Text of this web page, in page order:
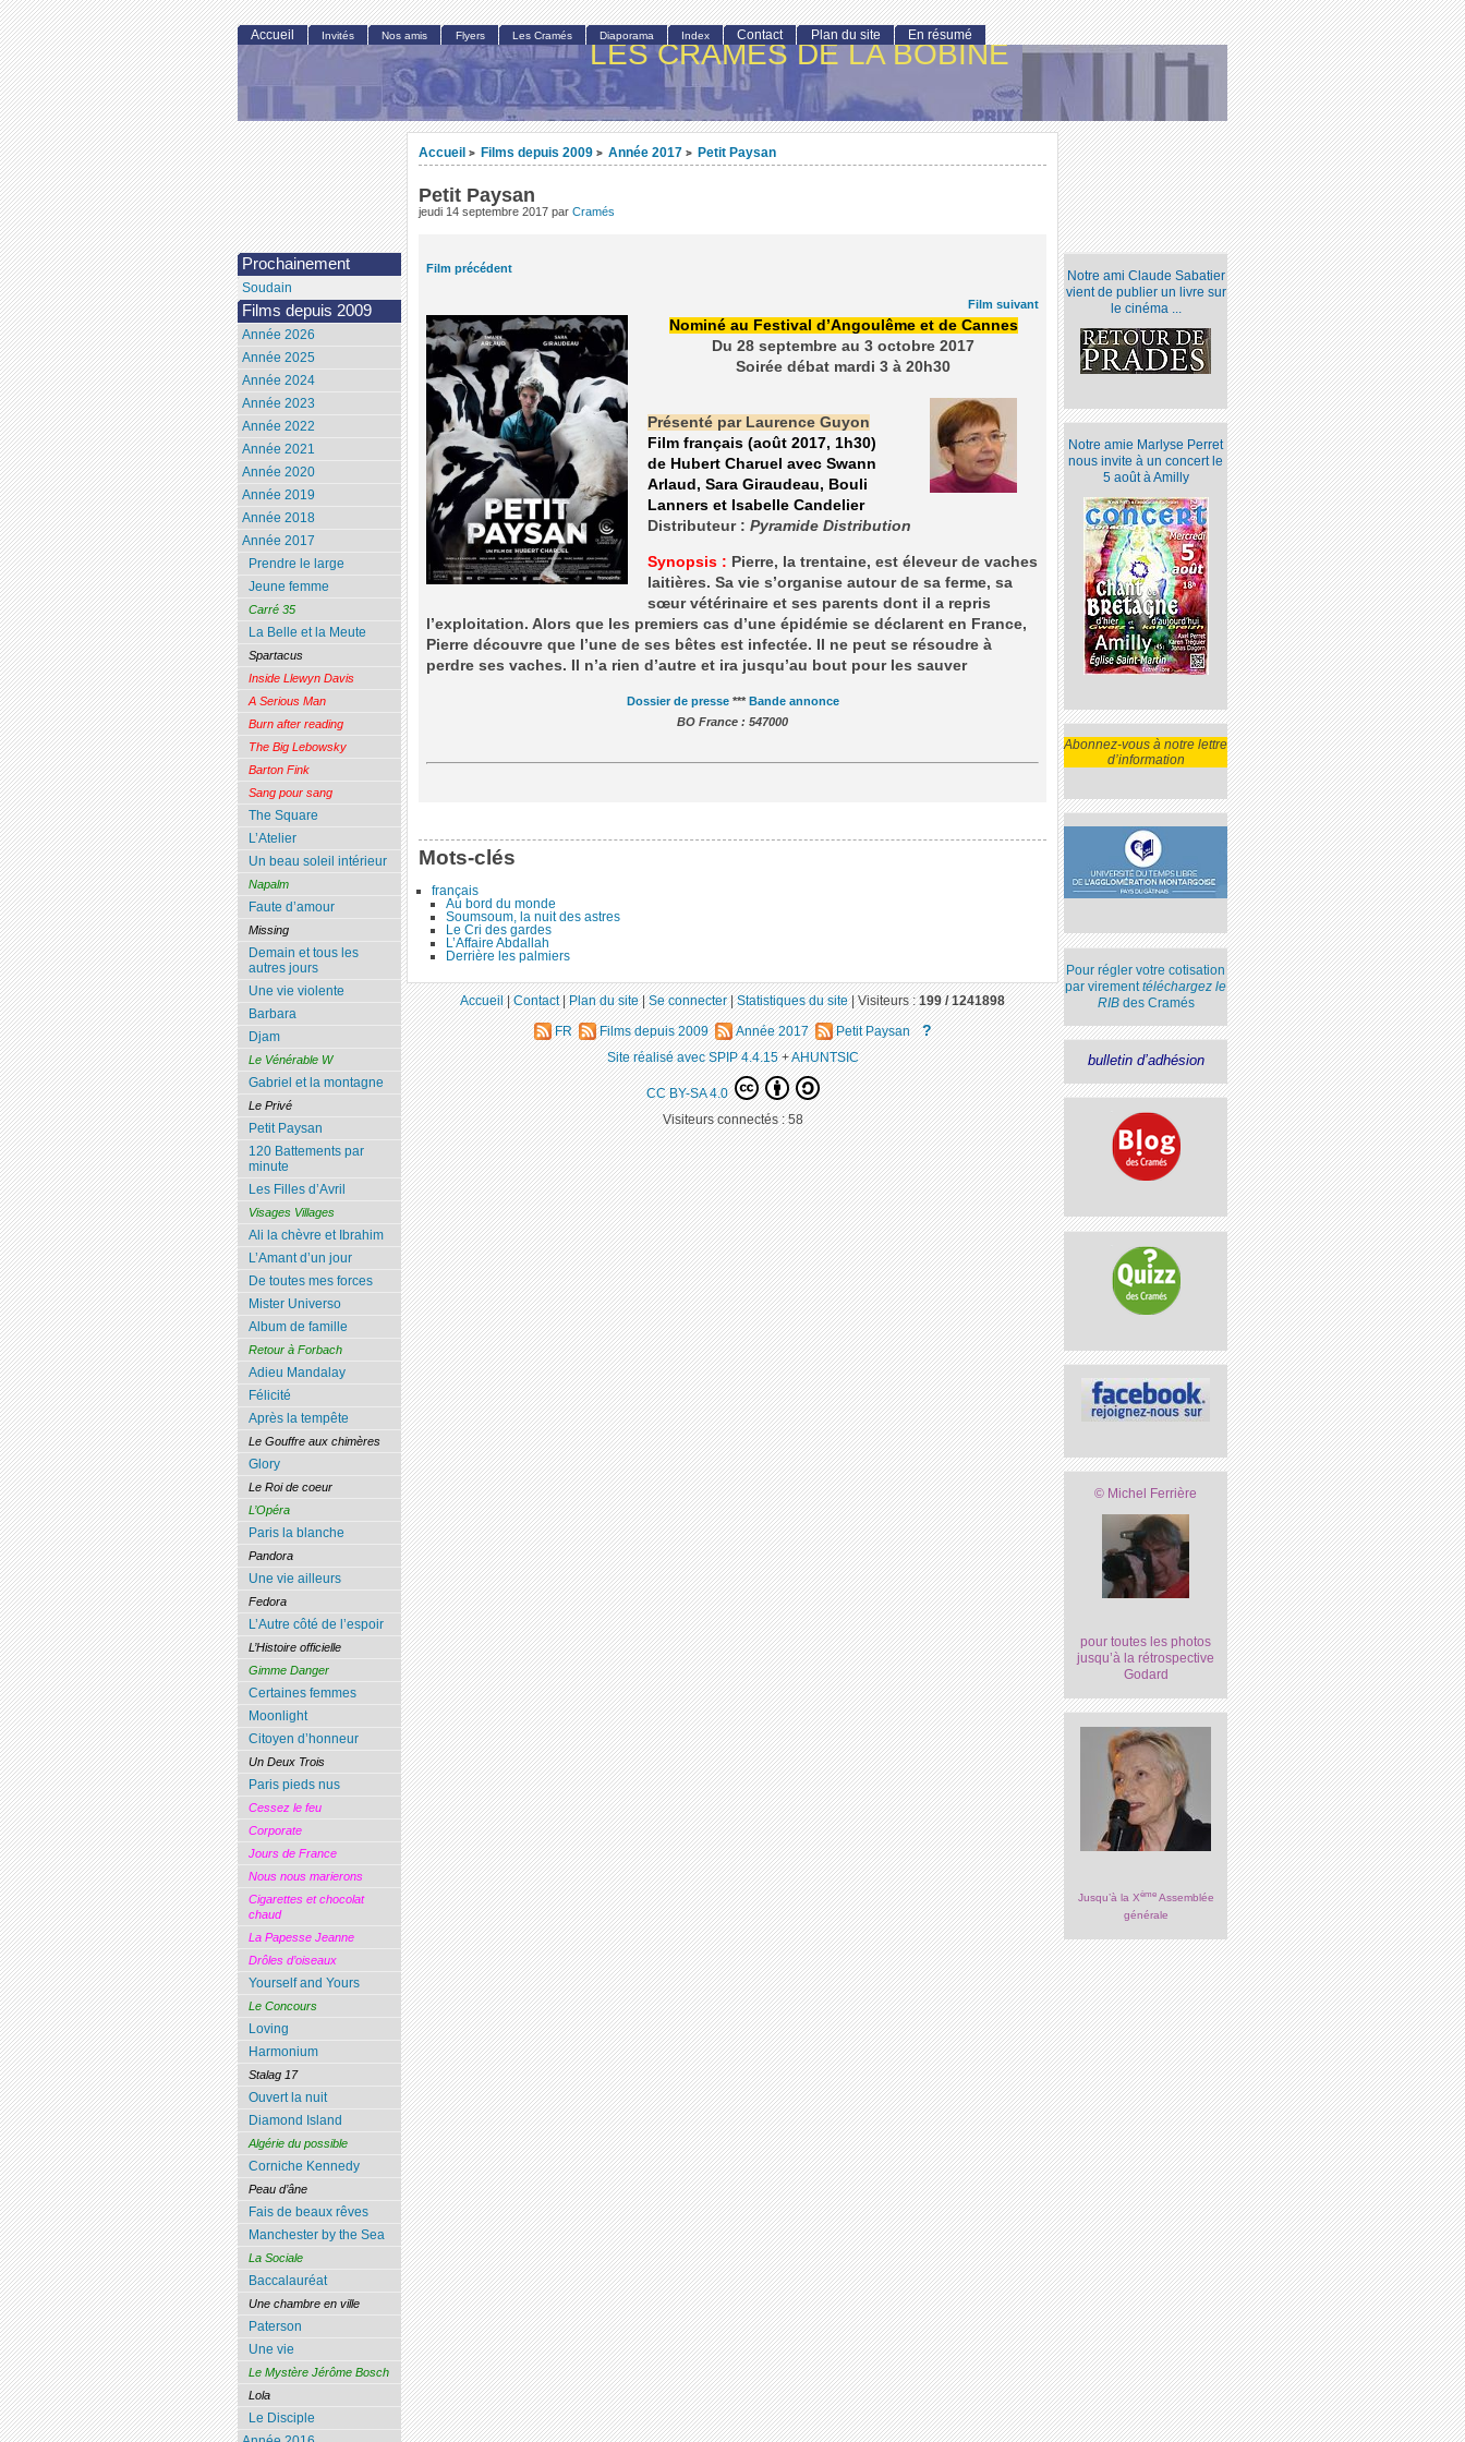
LES CRAMÉS DE LA BOBINE
Accueil > Films depuis 2009 > Année 2017 > Petit Paysan
Petit Paysan
jeudi 14 septembre 2017 par Cramés
Film précédent
Film suivant
Nominé au Festival d’Angoulême et de Cannes
Du 28 septembre au 3 octobre 2017
Soirée débat mardi 3 à 20h30
Présenté par Laurence Guyon
Film français (août 2017, 1h30)
de Hubert Charuel avec Swann
Arlaud, Sara Giraudeau, Bouli
Lanners et Isabelle Candelier
Distributeur : Pyramide Distribution
Synopsis : Pierre, la trentaine, est éleveur de vaches
laitières. Sa vie s’organise autour de sa ferme, sa
sœur vétérinaire et ses parents dont il a repris
l’exploitation. Alors que les premiers cas d’une épidémie se déclarent en France,
Pierre découvre que l’une de ses bêtes est infectée. Il ne peut se résoudre à
perdre ses vaches. Il n’a rien d’autre et ira jusqu’au bout pour les sauver
Dossier de presse*** Bande annonce
BO France : 547000
Mots-clés
français
Au bord du monde
Soumsoum, la nuit des astres
Le Cri des gardes
L’Affaire Abdallah
Derrière les palmiers
Notre ami Claude Sabatier
vient de publier un livre sur
le cinéma ...
Notre amie Marlyse Perret
nous invite à un concert le
5 août à Amilly
Abonnez-vous à notre lettre
d’information
Pour régler votre cotisation
par virementtéléchargez le
RIBdes Cramés
bulletin d’adhésion
© Michel Ferrière
pour toutes les photos
jusqu’à la rétrospective
Godard
Jusqu’à la XèmeAssemblée
générale
Accueil Invités Nos amis Flyers Les Cramés Diaporama Index Contact Plan du site En résumé
Prochainement
Soudain
Films depuis 2009
Année 2026
Année 2025
Année 2024
Année 2023
Année 2022
Année 2021
Année 2020
Année 2019
Année 2018
Année 2017
Prendre le large
Jeune femme
Carré 35
La Belle et la Meute
Spartacus
Inside Llewyn Davis
A Serious Man
Burn after reading
The Big Lebowsky
Barton Fink
Sang pour sang
The Square
L’Atelier
Un beau soleil intérieur
Napalm
Faute d’amour
Missing
Demain et tous les
autres jours
Une vie violente
Barbara
Djam
Le Vénérable W
Gabriel et la montagne
Le Privé
Petit Paysan
120 Battements par
minute
Les Filles d’Avril
Visages Villages
Ali la chèvre et Ibrahim
L’Amant d’un jour
De toutes mes forces
Mister Universo
Album de famille
Retour à Forbach
Adieu Mandalay
Félicité
Après la tempête
Le Gouffre aux chimères
Glory
Le Roi de coeur
L’Opéra
Paris la blanche
Pandora
Une vie ailleurs
Fedora
L’Autre côté de l’espoir
L’Histoire officielle
Gimme Danger
Certaines femmes
Moonlight
Citoyen d’honneur
Un Deux Trois
Paris pieds nus
Cessez le feu
Corporate
Jours de France
Nous nous marierons
Cigarettes et chocolat
chaud
La Papesse Jeanne
Drôles d’oiseaux
Yourself and Yours
Le Concours
Loving
Harmonium
Stalag 17
Ouvert la nuit
Diamond Island
Algérie du possible
Corniche Kennedy
Peau d’âne
Fais de beaux rêves
Manchester by the Sea
La Sociale
Baccalauréat
Une chambre en ville
Paterson
Une vie
Le Mystère Jérôme Bosch
Lola
Le Disciple
Accueil|Contact|Plan du site|Se connecter|Statistiques du site|Visiteurs :199 / 1241898
FR Films depuis 2009 Année 2017 Petit Paysan ?
Site réalisé avec SPIP 4.4.15+AHUNTSIC
CC BY-SA 4.0
Visiteurs connectés :58